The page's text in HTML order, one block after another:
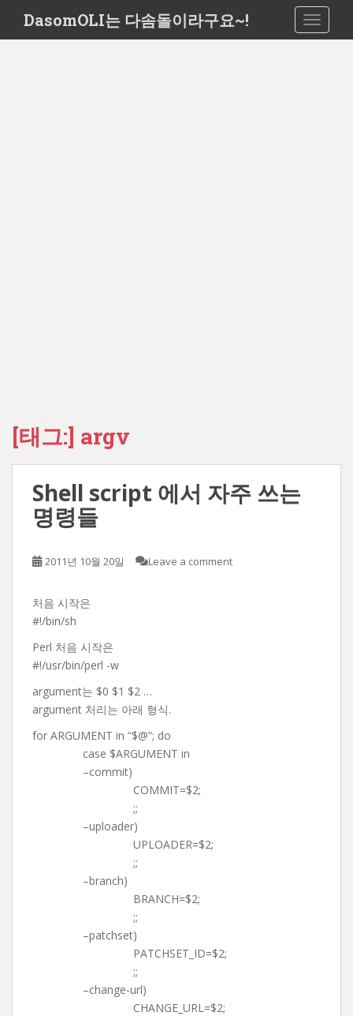
i
DasomOLI는 다솜돌이라구요~!
[태그:] argv
Shell script 에서 자주 쓰는
명령들
2011년 10월 20일 Leave a comment
처음 시작은
#!/bin/sh
Perl 처음 시작은
#!/usr/bin/perl -w
argument는 $0 $1 $2 …
argument 처리는 아래 형식.
for ARGUMENT in “$@”; do
case $ARGUMENT in
–commit)
COMMIT=$2;
;;
–uploader)
UPLOADER=$2;
;;
–branch)
BRANCH=$2;
;;
–patchset)
PATCHSET_ID=$2;
;;
–change-url)
CHANGE_URL=$2;